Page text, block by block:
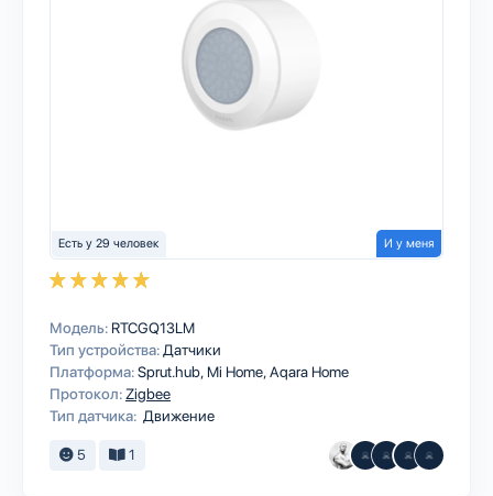
Есть у 29 человек И у меня
Модель: RTCGQ13LM
Тип устройства:Датчики
Платформа:Sprut.hub Mi HomeAqara Home
Протокол:Zigbee
Тип датчика: Движение
5 1